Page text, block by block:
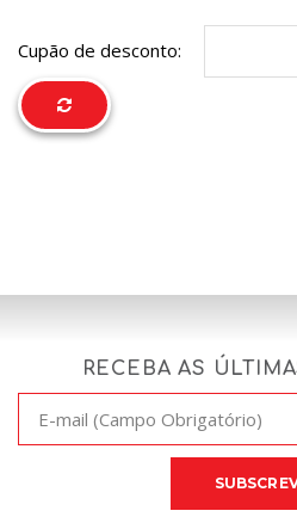
Cupão de desconto:
RECEBA AS